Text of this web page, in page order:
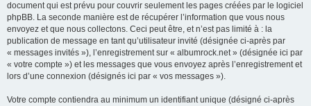
document qui est prévu pour couvrir seulement les pages créées par le logiciel
phpBB. La seconde manière est de récupérer l’information que vous nous
envoyez et que nous collectons. Ceci peut être, et n’est pas limité à : la
publication de message en tant qu’utilisateur invité (désignée ci-après par
« messages invités »), l’enregistrement sur « albumrock.net » (désignée ici par
« votre compte ») et les messages que vous envoyez après l’enregistrement et
lors d’une connexion (désignés ici par « vos messages »).
Votre compte contiendra au minimum un identifiant unique (désigné ci-après